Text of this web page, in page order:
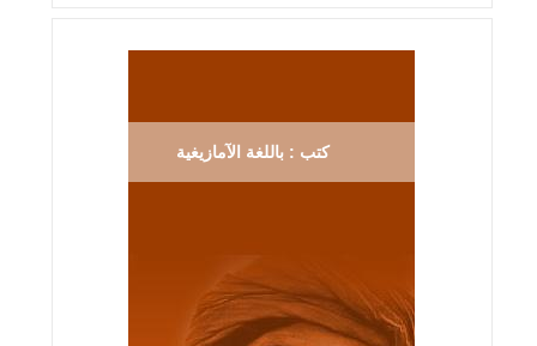
كتب : باللغة الآمازيغية